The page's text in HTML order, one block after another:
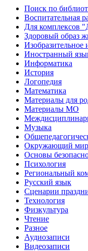
Поиск по
Воспитательная
Для комплексов
Здоровый образ
Изобразительное
Иностранный
Информатика
История
Логопедия
Математика
Материалы для
Материалы МО
Музыка
Окружающий мир
Основы
Психология
Региональный
Русский язык
Сценарии
Технология
Физкультура
Чтение
Разное
Аудиозаписи
Видеозаписи